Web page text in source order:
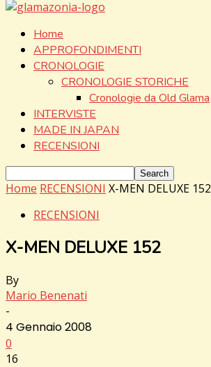
Home
APPROFONDIMENTI
CRONOLOGIE
CRONOLOGIE STORICHE
Cronologie da Old Glama
INTERVISTE
MADE IN JAPAN
RECENSIONI
Home RECENSIONI X-MEN DELUXE 152
RECENSIONI
X-MEN DELUXE 152
By
Mario Benenati
-
4 Gennaio 2008
0
16